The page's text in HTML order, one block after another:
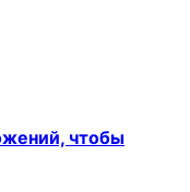
чтобы